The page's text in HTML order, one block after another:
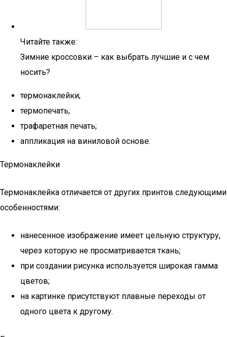
Читайте также:
Зимние кроссовки – как выбрать лучшие и с чем
носить?
термонаклейки;
термопечать;
трафаретная печать;
аппликация на виниловой основе.
Термонаклейки
Термонаклейка отличается от других принтов следующими
особенностями:
нанесенное изображение имеет цельную структуру,
через которую не просматривается ткань;
при создании рисунка используется широкая гамма
цветов;
на картинке присутствуют плавные переходы от
одного цвета к другому.